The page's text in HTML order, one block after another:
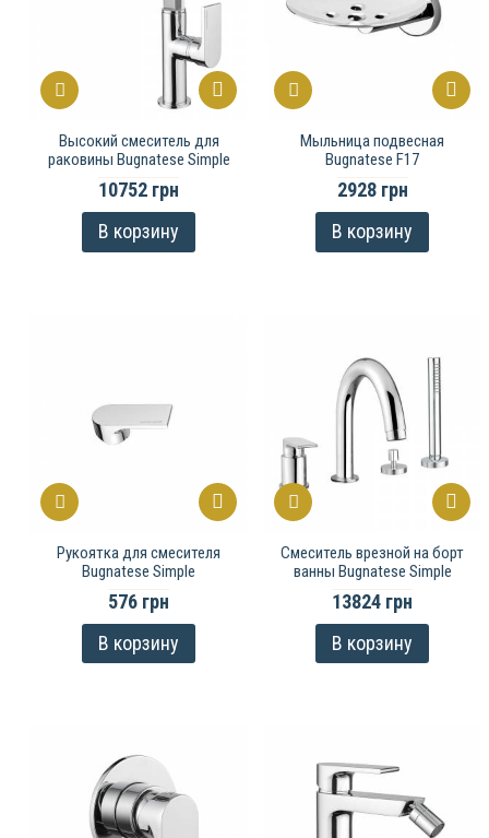
Высокий смеситель для
раковины Bugnatese Simple
10752 грн
В корзину
Мыльница подвесная
Bugnatese F17
2928 грн
В корзину
Рукоятка для смесителя
Bugnatese Simple
576 грн
В корзину
Смеситель врезной на борт
ванны Bugnatese Simple
13824 грн
В корзину